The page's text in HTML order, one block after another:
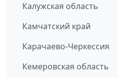
Калужская область
Камчатский край
Карачаево-Черкессия
Кемеровская область